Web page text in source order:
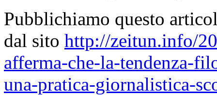
Pubblichiamo questo
dal sito http://zeitun.info/
afferma-che-la-tendenza-
una-pratica-giornalistica-